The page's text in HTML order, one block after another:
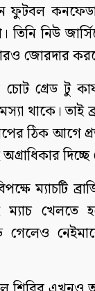
ফুটবল
তিনি নিউ
জোরদার
চোট গ্রেড টু
থাকে। তাই
ঠিক আগে
ম্যাচটি
খেলতে
গেলেও